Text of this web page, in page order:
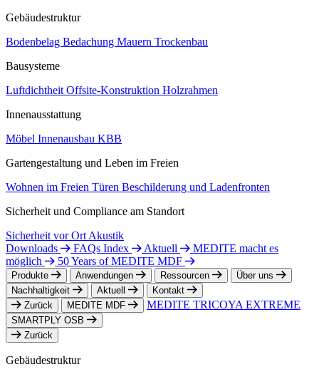
Gebäudestruktur
Bodenbelag Bedachung Mauern Trockenbau
Bausysteme
Luftdichtheit Offsite-Konstruktion Holzrahmen
Innenausstattung
Möbel Innenausbau KBB
Gartengestaltung und Leben im Freien
Wohnen im Freien Türen Beschilderung und Ladenfronten
Sicherheit und Compliance am Standort
Sicherheit vor Ort Akustik
Downloads
FAQs Index Aktuell
MEDITE macht es
möglich
50 Years of MEDITE MDF
Produkte Anwendungen Ressourcen
Über uns
Nachhaltigkeit
Aktuell
Kontakt
Zurück
MEDITE MDF MEDITE TRICOYA EXTREME
SMARTPLY OSB
Zurück
Gebäudestruktur